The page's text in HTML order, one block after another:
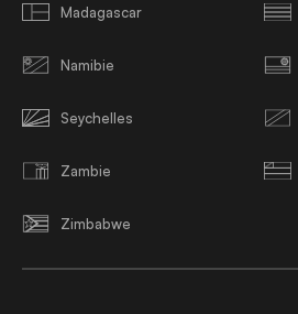
Madagascar
Namibie
Seychelles
Zambie
Zimbabwe